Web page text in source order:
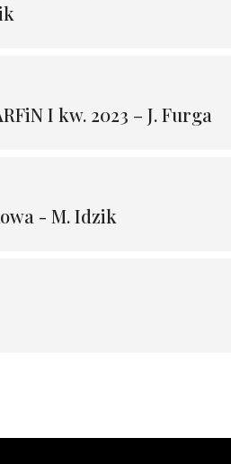
I kw. 2023 – J. Furga
- M. Idzik